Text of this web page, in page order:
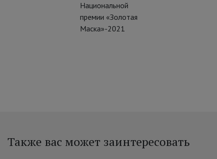
Национальной
премии «Золотая
Маска»-2021
Также вас может заинтересовать